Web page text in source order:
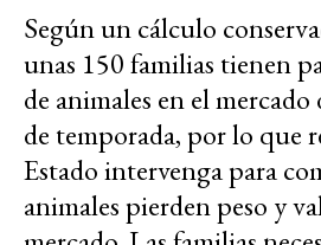
Según un cálculo
unas 150 familias tienen
de animales en el
de temporada, por lo que
Estado intervenga para
animales pierden peso y